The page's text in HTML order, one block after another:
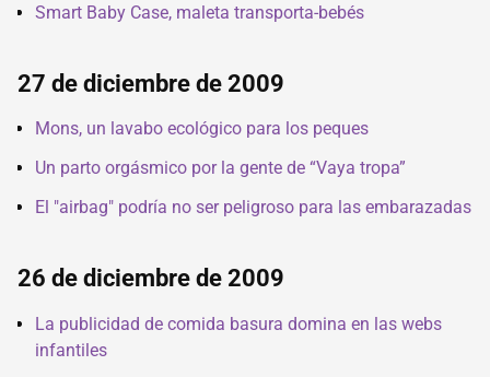
Smart Baby Case, maleta transporta-bebés
27 de diciembre de 2009
Mons, un lavabo ecológico para los peques
Un parto orgásmico por la gente de “Vaya tropa”
El "airbag" podría no ser peligroso para las embarazadas
26 de diciembre de 2009
La publicidad de comida basura domina en las webs
infantiles